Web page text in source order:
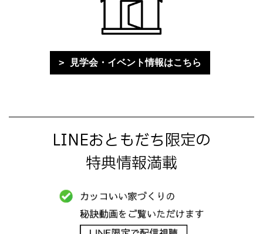
見学会・イベント情報はこちら
LINEおともだち限定の
特典情報満載